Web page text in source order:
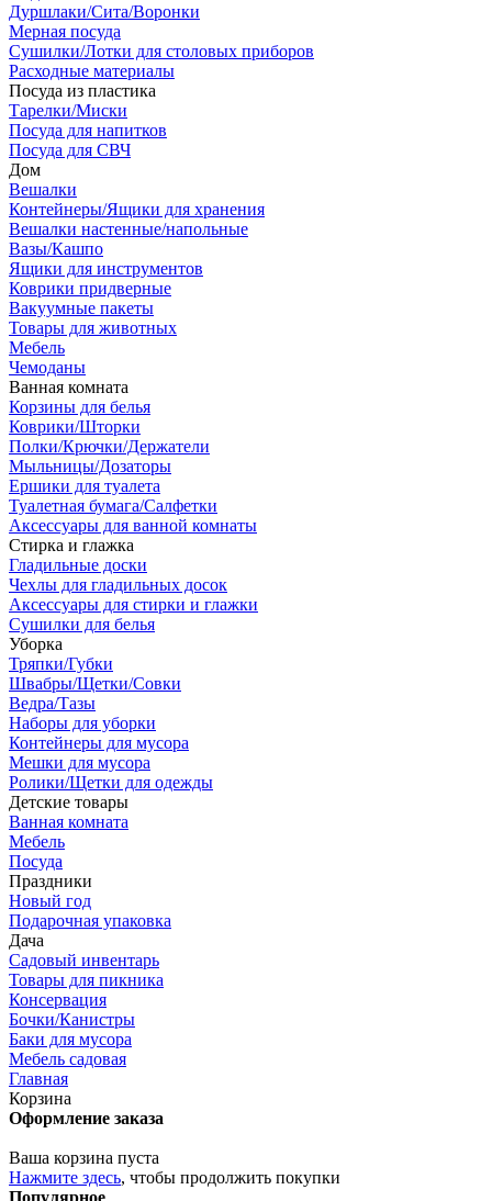
Дуршлаки/Сита/Воронки
Мерная посуда
Сушилки/Лотки для столовых приборов
Расходные материалы
Посуда из пластика
Тарелки/Миски
Посуда для напитков
Посуда для СВЧ
Дом
Вешалки
Контейнеры/Ящики для хранения
Вешалки настенные/напольные
Вазы/Кашпо
Ящики для инструментов
Коврики придверные
Вакуумные пакеты
Товары для животных
Мебель
Чемоданы
Ванная комната
Корзины для белья
Коврики/Шторки
Полки/Крючки/Держатели
Мыльницы/Дозаторы
Ершики для туалета
Туалетная бумага/Салфетки
Аксессуары для ванной комнаты
Стирка и глажка
Гладильные доски
Чехлы для гладильных досок
Аксессуары для стирки и глажки
Сушилки для белья
Уборка
Тряпки/Губки
Швабры/Щетки/Совки
Ведра/Тазы
Наборы для уборки
Контейнеры для мусора
Мешки для мусора
Ролики/Щетки для одежды
Детские товары
Ванная комната
Мебель
Посуда
Праздники
Новый год
Подарочная упаковка
Дача
Садовый инвентарь
Товары для пикника
Консервация
Бочки/Канистры
Баки для мусора
Мебель садовая
Главная
Корзина
Оформление заказа
Ваша корзина пуста
Нажмите здесь, чтобы продолжить покупки
Популярное